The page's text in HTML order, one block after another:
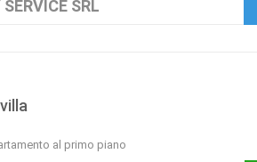
SRL
al primo piano